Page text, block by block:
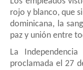
rojo y blanco, que
dominicana, la sa
paz y unión entre
La Independencia
proclamadael 27